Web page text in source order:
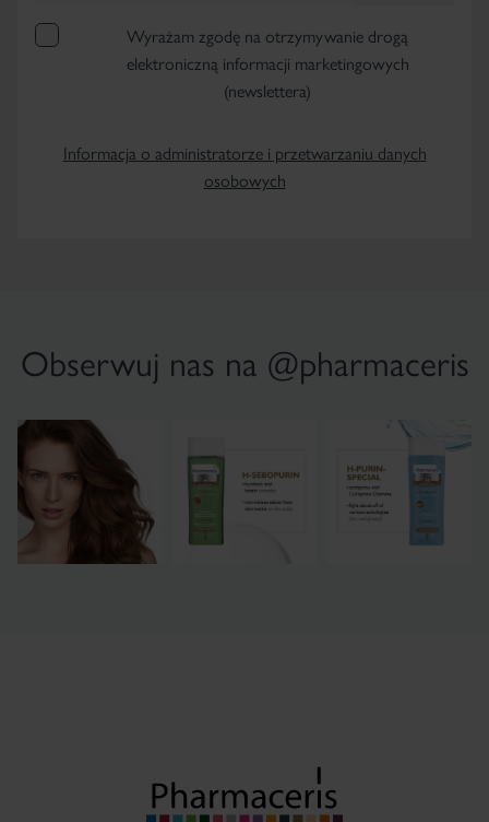
×
Wyrażam zgodę na otrzymywanie drogą
elektroniczną informacji marketingowych
(newslettera)
Informacja o administratorze i przetwarzaniu danych
osobowych
Obserwuj nas na @pharmaceris